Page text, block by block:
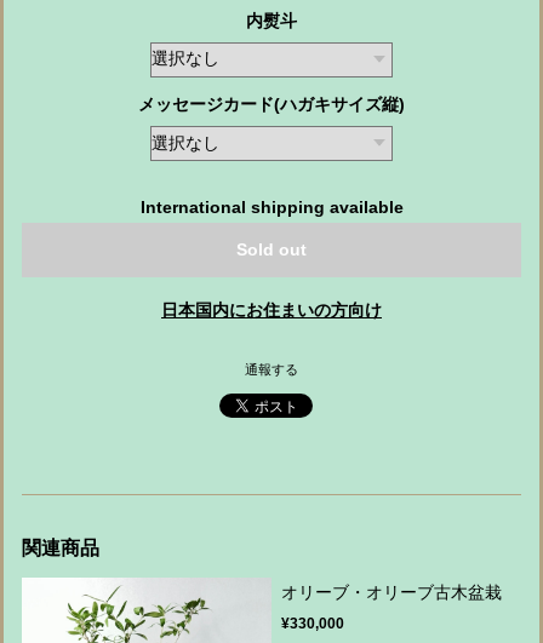
内熨斗
メッセージカード(ハガキサイズ縦)
International shipping available
Sold out
日本国内にお住まいの方向け
通報する
関連商品
オリーブ・オリーブ古木盆栽
¥330,000